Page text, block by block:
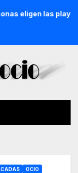
las playas de
OCIO